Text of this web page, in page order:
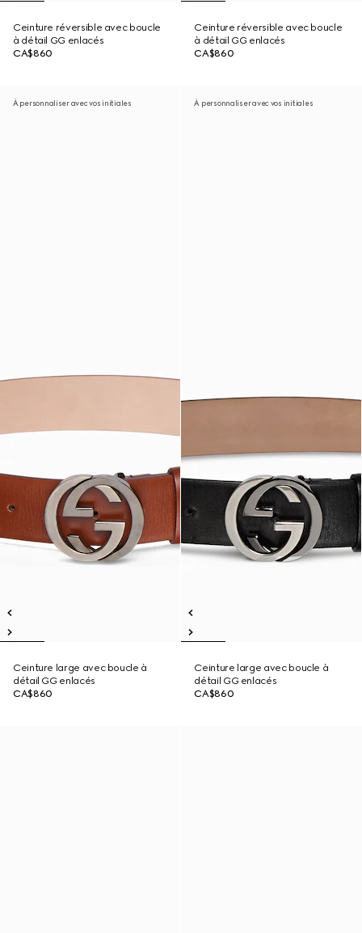
Ceinture réversible avec boucle
à détail GG enlacés
CA$860
Ceinture réversible avec boucle
à détail GG enlacés
CA$860
À personnaliser avec vos initiales
Ceinture large avec boucle à
détail GG enlacés
CA$860
À personnaliser avec vos initiales
Ceinture large avec boucle à
détail GG enlacés
CA$860